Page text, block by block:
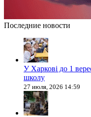
Последние новости
У Харкові до 1
школу
27 июля, 2026 14:59